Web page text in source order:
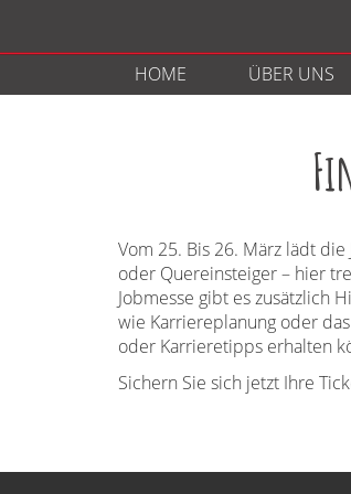
HOME ÜBER UNS
Vom 25. Bis 26. März lädt
oder Quereinsteiger – hier
Jobmesse gibt es zusätzlich
wie Karriereplanung oder
oder Karrieretipps erhalten
Sichern Sie sich jetzt Ihre